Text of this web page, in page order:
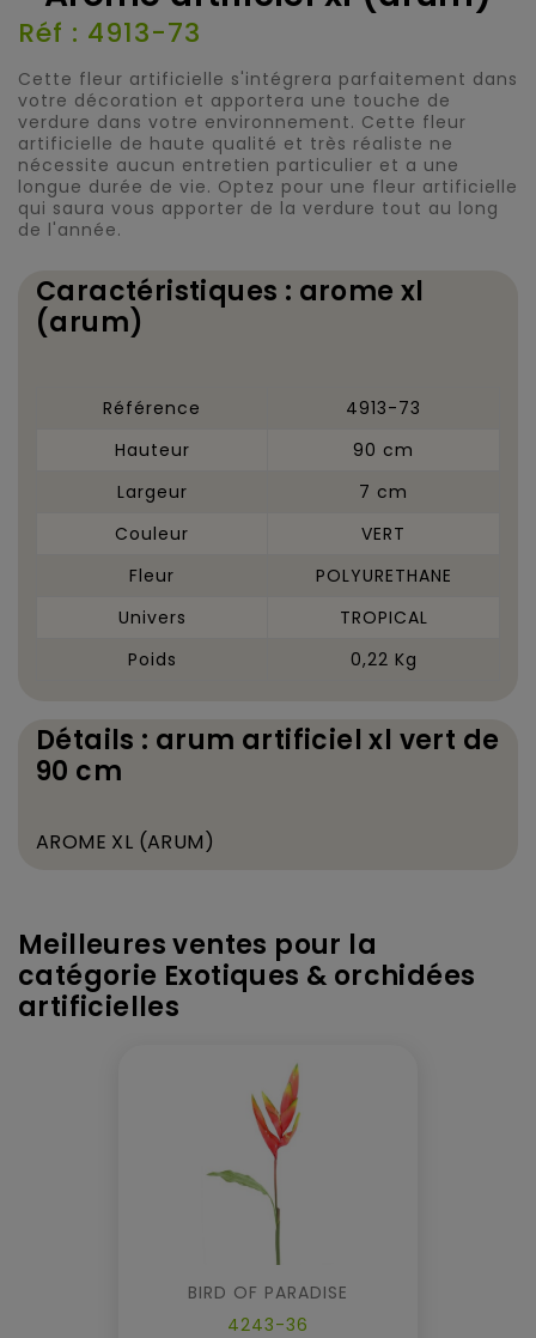
Réf : 4913-73
Cette fleur artificielle s'intégrera parfaitement dans
votre décoration et apportera une touche de
verdure dans votre environnement. Cette fleur
artificielle de haute qualité et très réaliste ne
nécessite aucun entretien particulier et a une
longue durée de vie. Optez pour une fleur artificielle
qui saura vous apporter de la verdure tout au long
de l'année.
Caractéristiques : arome xl
(arum)
Référence
4913-73
Hauteur
90 cm
Largeur
7 cm
Couleur
VERT
Fleur
POLYURETHANE
Univers
TROPICAL
Poids
0,22 Kg
Détails : arum artificiel xl vert de
90 cm
AROME XL (ARUM)
Meilleures ventes pour la
catégorie Exotiques & orchidées
artificielles
BIRD OF PARADISE
4243-36